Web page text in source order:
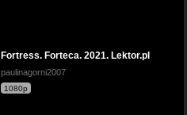
Fortress. Forteca. 2021. Lektor.pl
paulinagorni2007
1080p